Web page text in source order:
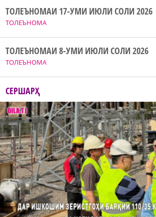
ТОЛЕЪНОМА
ТОЛЕЪНОМАИ 17-УМИ ИЮЛИ СОЛИ 2026
ТОЛЕЪНОМА
ТОЛЕЪНОМАИ 8-УМИ ИЮЛИ СОЛИ 2026
СЕРШАРҲ